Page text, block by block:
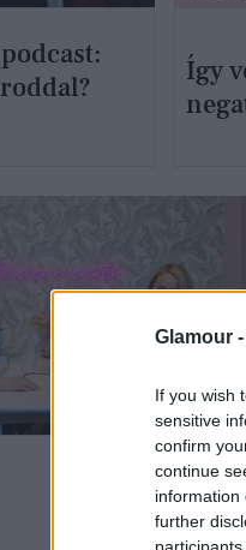
Glamour -
If you wish
sensitive
confirm
continue
information
further
Így